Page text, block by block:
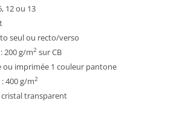
12 ou 13
seul ou recto/verso
200 g/m2sur CB
ou imprimée 1 couleur pantone
400 g/m2
cristal transparent